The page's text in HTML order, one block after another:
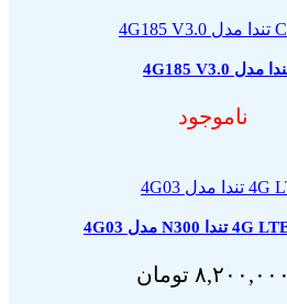
ناموجود
۸,۲۰۰,۰۰۰ تومان